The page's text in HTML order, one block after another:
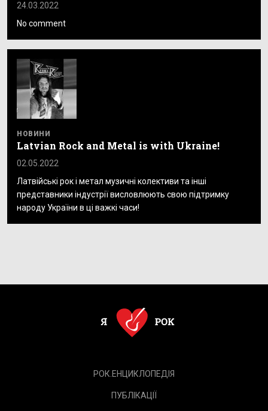
24.03.2022
No comment
НОВИНИ
Latvian Rock and Metal is with Ukraine!
02.05.2022
Латвійські рок і метал музичні колективи та інші
представники індустрії висловлюють свою підтримку
народу України в ці важкі часи!
РОК.ЕНЦИКЛОПЕДІЯ
ПУБЛІКАЦІЇ